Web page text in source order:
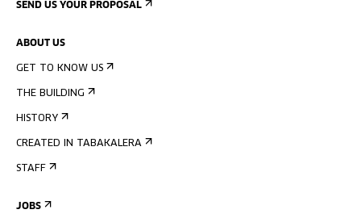
SEND US YOUR PROPOSAL
ABOUT US
GET TO KNOW US
THE BUILDING
HISTORY
CREATED IN TABAKALERA
STAFF
JOBS